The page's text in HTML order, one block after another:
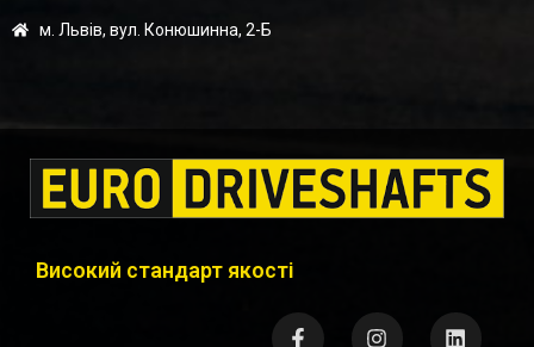
м. Львів, вул. Конюшинна, 2-Б
Високий стандарт якості